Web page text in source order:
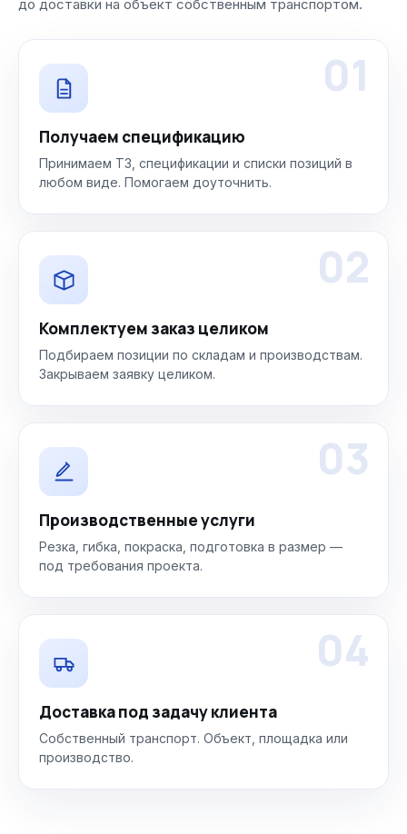
до доставки на объект собственным транспортом.
01
Получаем спецификацию
Принимаем ТЗ, спецификации и списки позиций в
любом виде. Помогаем доуточнить.
02
Комплектуем заказ целиком
Подбираем позиции по складам и производствам.
Закрываем заявку целиком.
03
Производственные услуги
Резка, гибка, покраска, подготовка в размер —
под требования проекта.
04
Доставка под задачу клиента
Собственный транспорт. Объект, площадка или
производство.